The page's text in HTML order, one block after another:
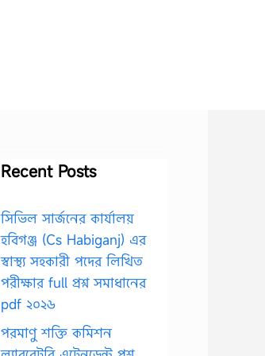
Recent Posts
সিভিল সার্জনের কার্যালয়
হবিগঞ্জ (Cs Habiganj) এর
স্বাস্থ্য সহকারী পদের লিখিত
পরীক্ষার full প্রশ্ন সমাধানের
pdf ২০২৬
পরমাণু শক্তি কমিশন